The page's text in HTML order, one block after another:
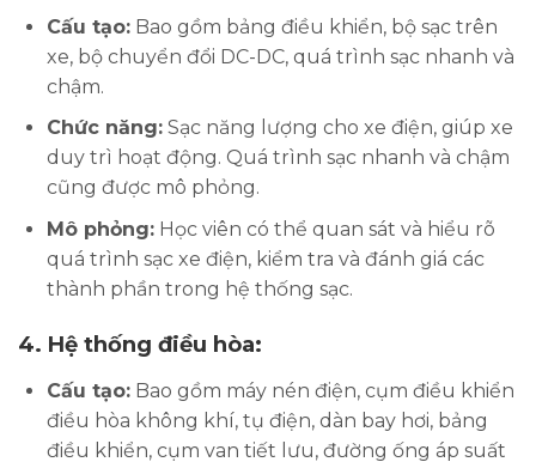
Cấu tạo: Bao gồm bảng điều khiển, bộ sạc trên
xe, bộ chuyển đổi DC-DC, quá trình sạc nhanh và
chậm.
Chức năng: Sạc năng lượng cho xe điện, giúp xe
duy trì hoạt động. Quá trình sạc nhanh và chậm
cũng được mô phỏng.
Mô phỏng: Học viên có thể quan sát và hiểu rõ
quá trình sạc xe điện, kiểm tra và đánh giá các
thành phần trong hệ thống sạc.
4. Hệ thống điều hòa:
Cấu tạo: Bao gồm máy nén điện, cụm điều khiển
điều hòa không khí, tụ điện, dàn bay hơi, bảng
điều khiển, cụm van tiết lưu, đường ống áp suất